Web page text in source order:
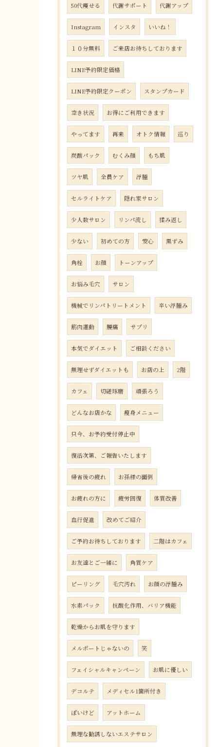
50代痩せる 代謝サポート 代謝アップ
Instagram インスタ いいね！
１０分無料 ご来店お待ちしております
LINE予約限定価格
LINE予約限定クーポン スタンプカード
空き状況 お得にご利用できます
やってます 再来 オトク情報 巡り
炭酸パック むくみ顔 もち肌
ツヤ肌 全員ケア 浮腫
セルライトケア 隠れ家サロン
少人数サロン リンパ流し 揉み返し
少ない 初めての方 安心 黒ずみ
角栓 お顔 トーンアップ
お悩み毛穴 サロン
機械でリンパトリートメント 辛い浮腫み
筋肉運動 腰痛 サプリ
本気でダイエット ご相談ください
無理せずダイエットも お店の上 2階
カフェ 切磋琢磨 頑張ろう
どんなお店かな 瘦身メニュー
只今、お予約受付停止中
復活次第、ご報告いたします
帰省後の疲れ お孫様の面倒
お疲れの方に 疲労回復 体質改善
血行促進 改めてご紹介
ご予約お待ちしております 二階はカフェ
お友達とご一緒に 角質ケア
ピーリング 毛穴汚れ お顔の浮腫み
水素パック 抗酸化作用、バリア機能
乾燥からお肌を守ります
メルポートじゃないの 笑
フェイシャルキャンペーン お肌に優しい
デコルテ メディセル1箇所付き
ぽいけど アットホーム
無理な勧誘しないエステサロン